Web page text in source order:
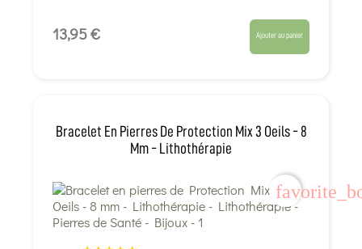
13,95 € Ajouter au panier
Bracelet En Pierres De Protection Mix 3 Oeils - 8
Mm - Lithothérapie